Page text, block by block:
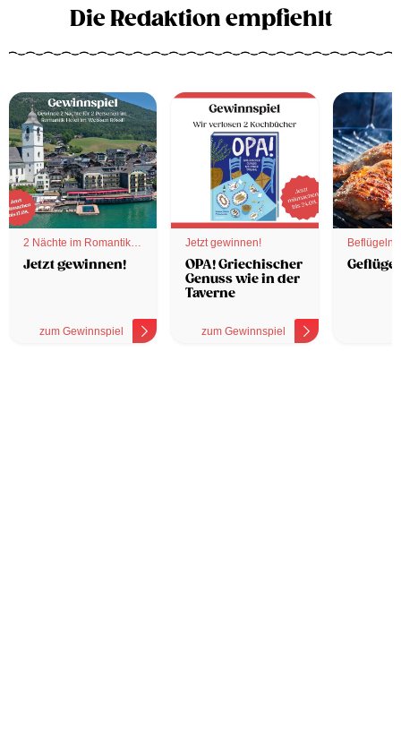
Die Redaktion empfiehlt
2 Nächte im Romantik
Hotel
Jetzt gewinnen!
zum Gewinnspiel
Jetzt gewinnen!
OPA! Griechischer
Genuss wie in der
Taverne
zum Gewinnspiel